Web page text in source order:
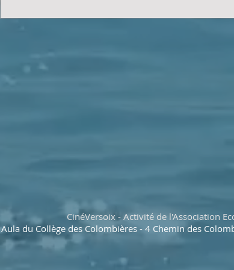
CinéVersoix - Activité de l'Association
Aula du Collège des Colombières - 4 Chemin des